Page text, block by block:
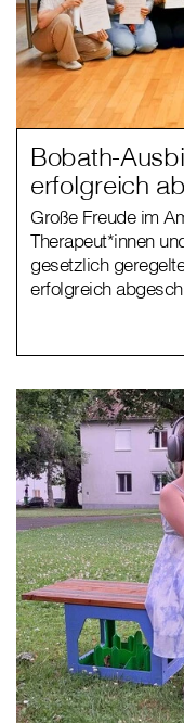
Bobath-
erfolgreich
Große Freude im
Therapeut*innen
gesetzlich
erfolgreich